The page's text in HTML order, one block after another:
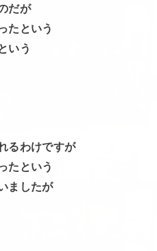
だが
たという
いう
るわけですが
たという
ましたが